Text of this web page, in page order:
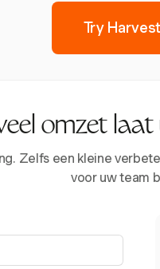
Try
omzet
Zelfs een kleine
voor uw team